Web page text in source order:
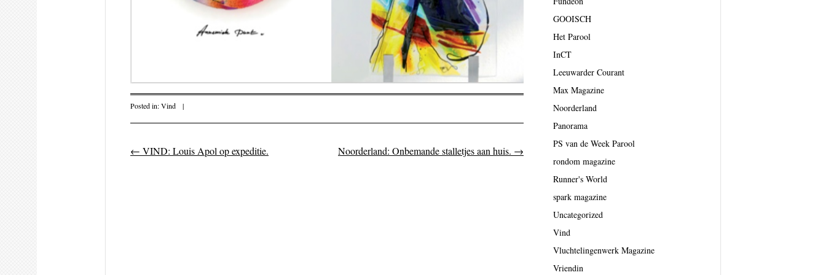
Posted in:Vind |
Post navigation
← VIND: Louis Apol op expeditie. Noorderland: Onbemande stalletjes aan huis. →
GOOISCH
Het Parool
InCT
Leeuwarder Courant
Max Magazine
Noorderland
Panorama
PS van de Week Parool
rondom magazine
Runner's World
spark magazine
Uncategorized
Vind
Vluchtelingenwerk Magazine
Vriendin